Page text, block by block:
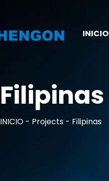
INICIO
Filipinas
INICIO Projects Filipinas